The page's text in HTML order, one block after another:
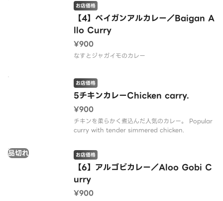
【4】ベイガンアルカレー／Baigan A
llo Curry
お店価格
¥900
なすとジャガイモのカレー
5チキンカレーChicken carry.
お店価格
¥900
チキンを柔らかく煮込んだ人気のカレー。 Popular
curry with tender simmered chicken.
【6】アルゴビカレー／Aloo Gobi C
urry
品切れ お店価格
¥900